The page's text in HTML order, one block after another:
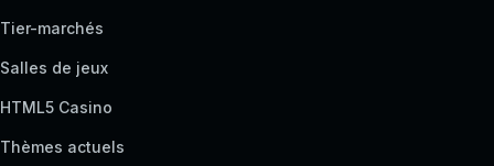
Tier-marchés
Salles de jeux
HTML5 Casino
Thèmes actuels